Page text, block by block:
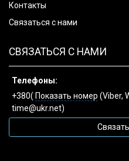
Контакты
Связаться с нами
СВЯЗАТЬСЯ С НАМИ
Телефоны:
+380( Показать номер (Viber,
time@ukr.net)